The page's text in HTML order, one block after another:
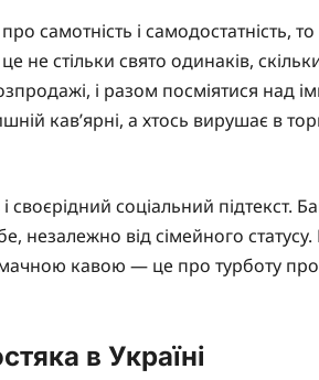
самотність і самодостатність, то
не стільки свято одинаків,
і разом посміятися над
кав’ярні, а хтось вирушає в
своєрідний соціальний підтекст.
незалежно від сімейного
кавою — це про турботу
в Україні